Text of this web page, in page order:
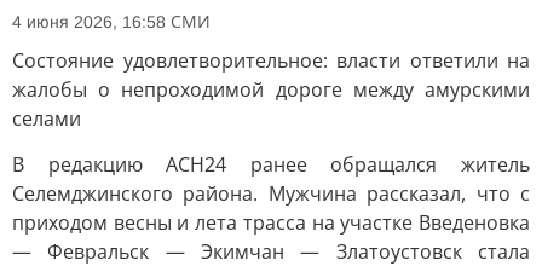
4 июня 2026, 16:58 СМИ
Состояние удовлетворительное: власти ответили на
жалобы о непроходимой дороге между амурскими
селами
В редакцию АСН24 ранее обращался житель
Селемджинского района. Мужчина рассказал, что с
приходом весны и лета трасса на участке Введеновка
— Февральск — Экимчан — Златоустовск стала